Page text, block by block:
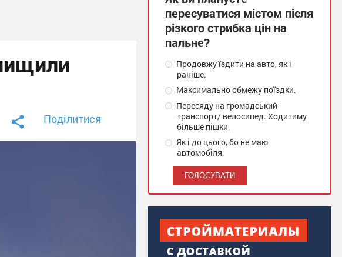
Поділитися
пересуватися містом після
різкого стрибка цін на
пальне?
Продовжу їздити на авто, як і
раніше.
Максимально обмежу поїздки.
Пересяду на громадський
транспорт/ велосипед. Ходитиму
більше пішки.
Як і до цього, бо не маю
автомобіля.